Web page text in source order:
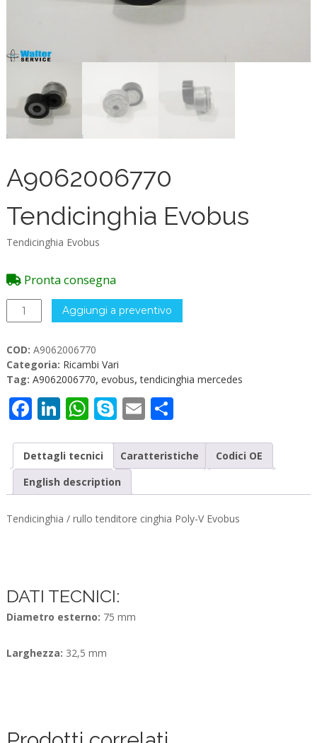
A9062006770
Tendicinghia Evobus
Tendicinghia Evobus
Pronta consegna
A9062006770
Tendicinghia
quantità
Aggiungi a preventivo
COD: A9062006770
Categoria: Ricambi Vari
Tag: A9062006770, evobus,tendicinghia mercedes
Facebook
LinkedIn
WhatsApp
Skype
EmailCondividi
Dettagli tecnici Caratteristiche
Codici OE
English description
Tendicinghia / rullo tenditore cinghia Poly-V Evobus
DATI TECNICI:
Diametro esterno: 75 mm
Larghezza: 32,5 mm